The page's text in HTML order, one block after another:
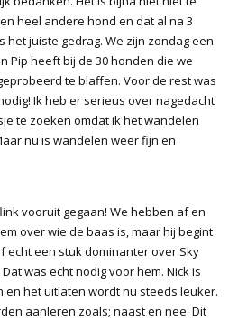
heel andere hond en dat al na 3
juiste gedrag. We zijn zondag een
Pip heeft bij de 30 honden die we
te blaffen. Voor de rest was
Ik heb er serieus over nagedacht
te zoeken omdat ik het wandelen
nu is wandelen weer fijn en
vooruit gegaan! We hebben af en
over wie de baas is, maar hij begint
echt een stuk dominanter over Sky
was echt nodig voor hem. Nick is
en het uitlaten wordt nu steeds leuker.
aanleren zoals; naast en nee. Dit